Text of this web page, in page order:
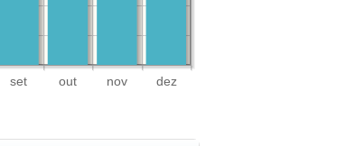
set out nov dez